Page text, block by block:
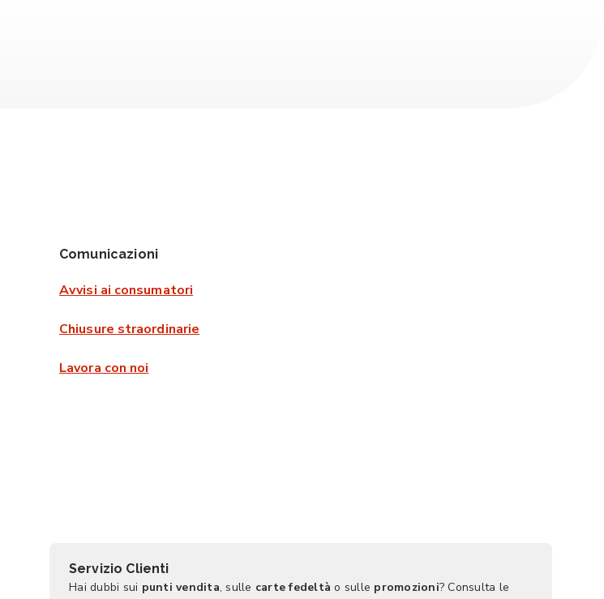
Comunicazioni
Avvisi ai consumatori
Chiusure straordinarie
Lavora con noi
Servizio Clienti
Hai dubbi sui punti vendita, sulle carte fedeltà o sulle promozioni? Consulta le